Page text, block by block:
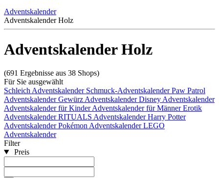
Adventskalender
Adventskalender Holz
Adventskalender Holz
(691 Ergebnisse aus 38 Shops)
Für Sie ausgewählt
Schleich Adventskalender Schmuck-AdventskalenderPaw Patrol
AdventskalenderGewürz AdventskalenderDisney Adventskalender
Adventskalender für KinderAdventskalender für MännerErotik
AdventskalenderRITUALS AdventskalenderHarry Potter
AdventskalenderPokémon AdventskalenderLEGO
Adventskalender
Filter
Preis